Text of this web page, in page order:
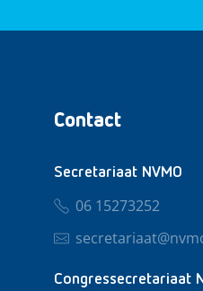
Contact
Secretariaat NVMO
06 15273252
Congressecretariaat